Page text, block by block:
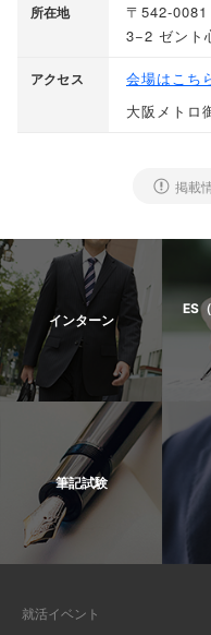
所在地
〒542-0081
3−2 ゼント
アクセス
会場はこち
大阪メトロ
掲載
インターン
ES
筆記試験
就活イベント